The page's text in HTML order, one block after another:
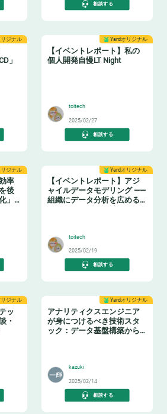
相談する
ジナル
」
Yardオリジナル
【イベントレポート】私の
個人開発自慢LT Night
toitech
2025/02/27
相談する
ジナル
率
後
」
Yardオリジナル
【イベントレポート】アジ
ャイルデータモデリング ——
組織にデータ分析を広める
toitech
2025/02/19
相談する
ジナル
ッ
・
Yardオリジナル
アナリティクスエンジニア
が身につけるべき技術スタ
ック：データ基盤構築からBI
kazuki
2025/02/14
相談する